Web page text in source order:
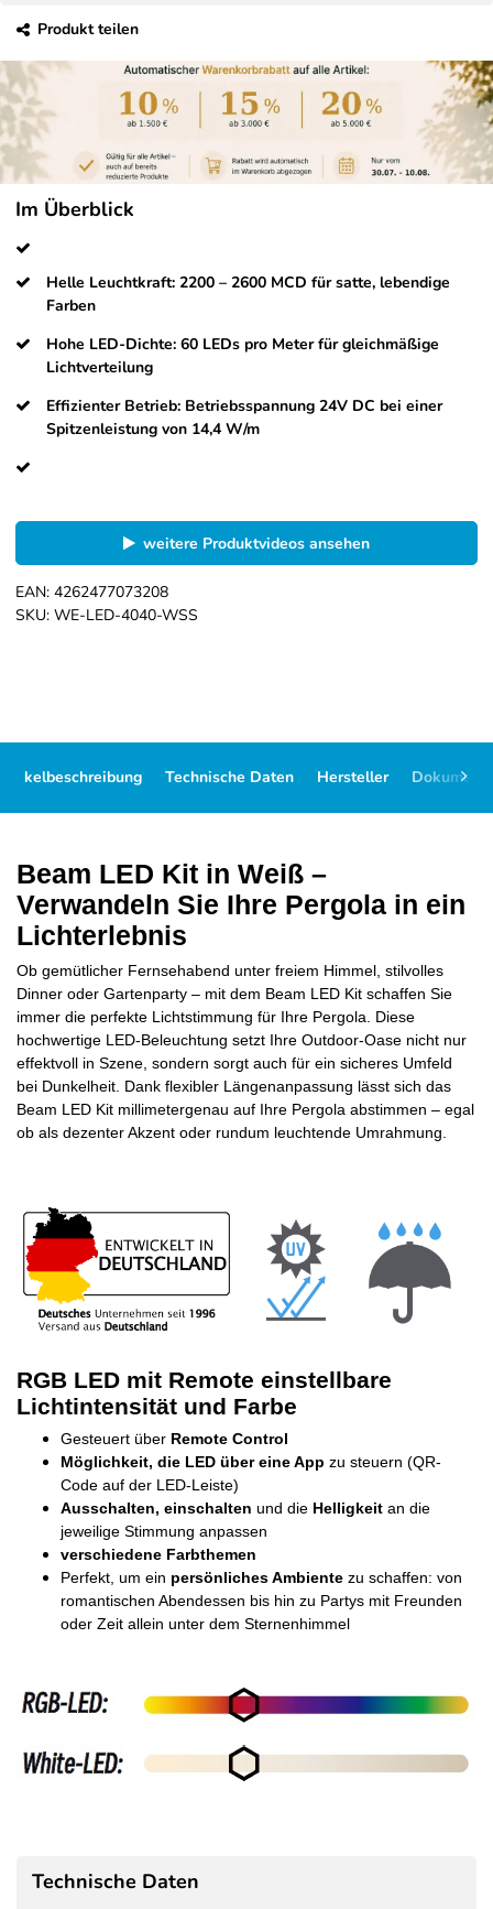
Produkt teilen
Im Überblick
Helle Leuchtkraft: 2200 – 2600 MCD für satte, lebendige
Farben
Hohe LED-Dichte: 60 LEDs pro Meter für gleichmäßige
Lichtverteilung
Effizienter Betrieb: Betriebsspannung 24V DC bei einer
Spitzenleistung von 14,4 W/m
weitere Produktvideos ansehen
EAN: 4262477073208
SKU: WE-LED-4040-WSS
Technische Daten Hersteller
Beam LED Kit in Weiß –
Verwandeln Sie Ihre Pergola in ein
Lichterlebnis
Ob gemütlicher Fernsehabend unter freiem Himmel, stilvolles
Dinner oder Gartenparty – mit dem Beam LED Kit schaffen Sie
immer die perfekte Lichtstimmung für Ihre Pergola. Diese
hochwertige LED-Beleuchtung setzt Ihre Outdoor-Oase nicht nur
effektvoll in Szene, sondern sorgt auch für ein sicheres Umfeld
bei Dunkelheit. Dank flexibler Längenanpassung lässt sich das
Beam LED Kit millimetergenau auf Ihre Pergola abstimmen – egal
ob als dezenter Akzent oder rundum leuchtende Umrahmung.
RGB LED mit Remote einstellbare
Lichtintensität und Farbe
Gesteuert über Remote Control
Möglichkeit, die LED über eine App zu steuern (QR-
Code auf der LED-Leiste)
Ausschalten, einschalten und die Helligkeit an die
jeweilige Stimmung anpassen
verschiedene Farbthemen
Perfekt, um ein persönliches Ambiente zu schaffen: von
romantischen Abendessen bis hin zu Partys mit Freunden
oder Zeit allein unter dem Sternenhimmel
Technische Daten